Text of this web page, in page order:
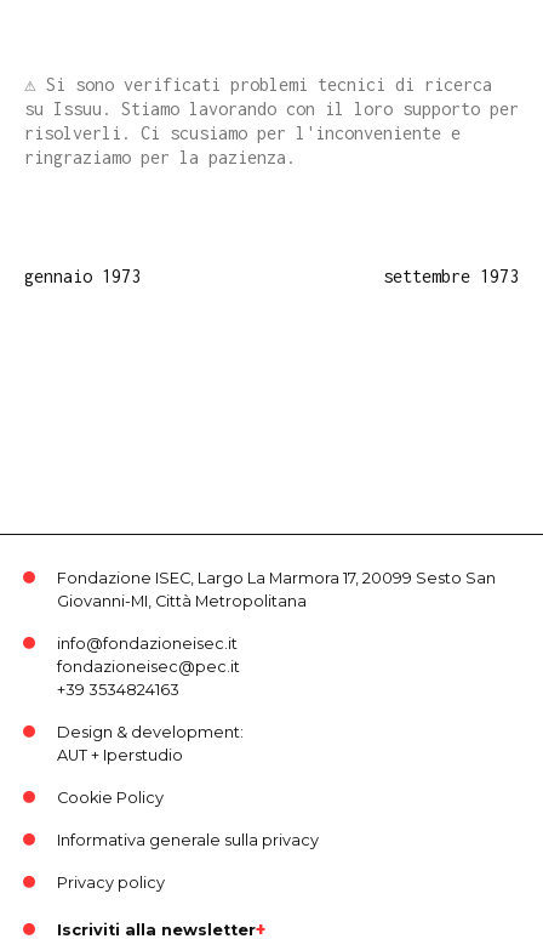
⚠️ Si sono verificati problemi tecnici di ricerca
su Issuu. Stiamo lavorando con il loro supporto per
risolverli. Ci scusiamo per l'inconveniente e
ringraziamo per la pazienza.
gennaio 1973 settembre 1973
Fondazione ISEC, Largo La Marmora 17, 20099 Sesto San
Giovanni-MI, Città Metropolitana
info@fondazioneisec.it
fondazioneisec@pec.it
+39 3534824163
Design & development:
AUT+ Iperstudio
Cookie Policy
Informativa generale sulla privacy
Privacy policy
Iscriviti alla newsletter